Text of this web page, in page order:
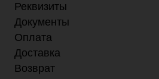
Реквизиты
Документы
Оплата
Доставка
Возврат